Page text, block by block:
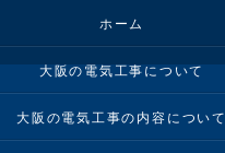
ホーム
大阪の電気工事について
大阪の電気工事の内容について